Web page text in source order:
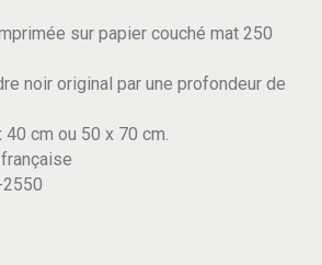
sur papier couché mat 250
noir original par une profondeur de
cm ou 50 x 70 cm.